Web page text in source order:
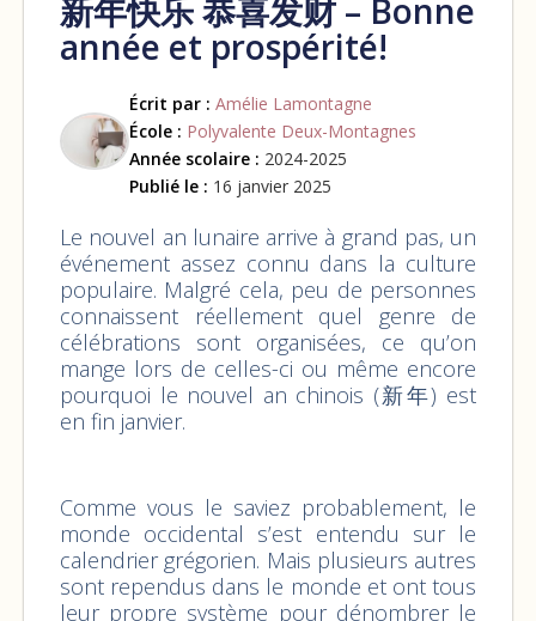
新年快乐 恭喜发财 – Bonne
année et prospérité!
Écrit par : Amélie Lamontagne
École : Polyvalente Deux-Montagnes
Année scolaire : 2024-2025
Publié le : 16 janvier 2025
Le nouvel an lunaire arrive à grand pas, un
événement assez connu dans la culture
populaire. Malgré cela, peu de personnes
connaissent réellement quel genre de
célébrations sont organisées, ce qu’on
mange lors de celles-ci ou même encore
pourquoi le nouvel an chinois (新年) est
en fin janvier.
Comme vous le saviez probablement, le
monde occidental s’est entendu sur le
calendrier grégorien. Mais plusieurs autres
sont rependus dans le monde et ont tous
leur propre système pour dénombrer le